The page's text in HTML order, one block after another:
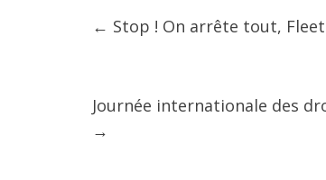
← Stop ! On arrête tout,
Journée internationale des
→